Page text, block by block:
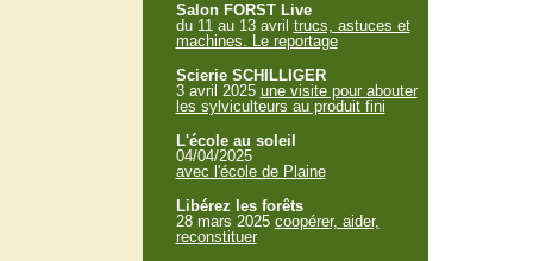
Salon FORST Live
du 11 au 13 avril trucs, astuces et
machines. Le reportage
Scierie SCHILLIGER
3 avril 2025 une visite pour abouter
les sylviculteurs au produit fini
L'école au soleil
04/04/2025
avec l'école de Plaine
Libérez les forêts
28 mars 2025 coopérer, aider,
reconstituer